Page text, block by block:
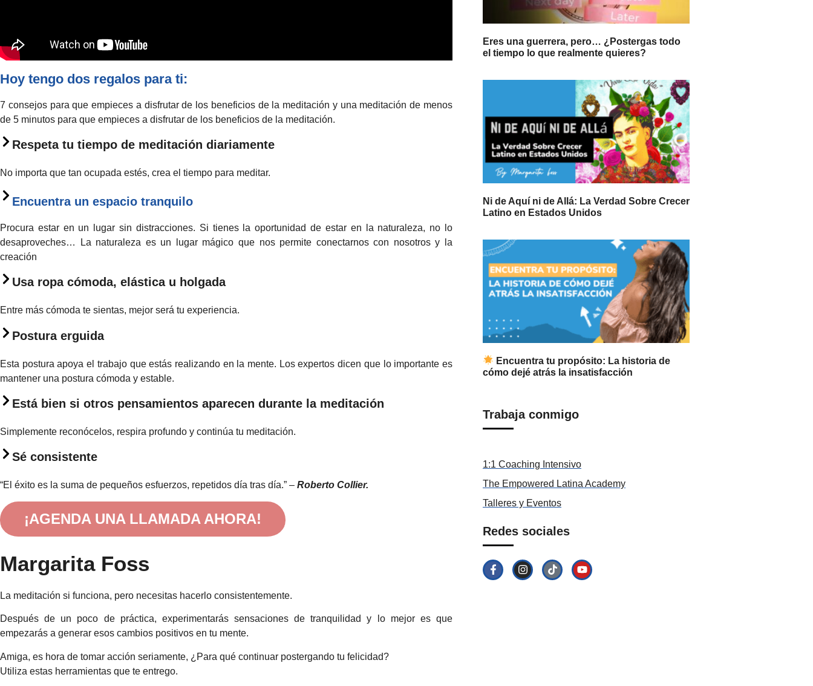
Hoy tengo dos regalos para ti:
7 consejos para que empieces a disfrutar de los beneficios de la meditación y una meditación de menos
de 5 minutos para que empieces a disfrutar de los beneficios de la meditación.
Respeta tu tiempo de meditación diariamente
No importa que tan ocupada estés, crea el tiempo para meditar.
Encuentra un espacio tranquilo
Procura estar en un lugar sin distracciones. Si tienes la oportunidad de estar en la naturaleza, no lo
desaproveches… La naturaleza es un lugar mágico que nos permite conectarnos con nosotros y la
creación
Usa ropa cómoda, elástica u holgada
Entre más cómoda te sientas, mejor será tu experiencia.
Postura erguida
Esta postura apoya el trabajo que estás realizando en la mente. Los expertos dicen que lo importante es
mantener una postura cómoda y estable.
Está bien si otros pensamientos aparecen durante la meditación
Simplemente reconócelos, respira profundo y continúa tu meditación.
Sé consistente
“El éxito es la suma de pequeños esfuerzos, repetidos día tras día.” – Roberto Collier.
¡AGENDA UNA LLAMADA AHORA!
Margarita Foss
La meditación si funciona, pero necesitas hacerlo consistentemente.
Después de un poco de práctica, experimentarás sensaciones de tranquilidad y lo mejor es que
empezarás a generar esos cambios positivos en tu mente.
Amiga, es hora de tomar acción seriamente, ¿Para qué continuar postergando tu felicidad?
Utiliza estas herramientas que te entrego.
Eres una guerrera, pero… ¿Postergas todo
el tiempo lo que realmente quieres?
Ni de Aquí ni de Allá: La Verdad Sobre Crecer
Latino en Estados Unidos
Encuentra tu propósito: La historia de
cómo dejé atrás la insatisfacción
Trabaja conmigo
1:1 Coaching Intensivo
The Empowered Latina Academy
Talleres y Eventos
Redes sociales